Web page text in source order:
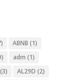
ABNB (1)
adm (1)
(3) AL29D (2)